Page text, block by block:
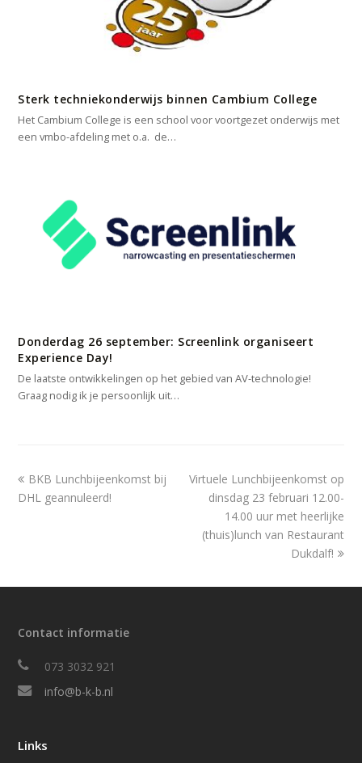
Sterk techniekonderwijs binnen Cambium College
Het Cambium College is een school voor voortgezet onderwijs met
een vmbo-afdeling met o.a. de…
Donderdag 26 september: Screenlink organiseert
Experience Day!
De laatste ontwikkelingen op het gebied van AV-technologie!
Graag nodig ik je persoonlijk uit…
previous
post:
BKB Lunchbijeenkomst bij
DHL geannuleerd!
next
post:
Virtuele Lunchbijeenkomst op
dinsdag 23 februari 12.00-
14.00 uur met heerlijke
(thuis)lunch van Restaurant
Dukdalf!
Contact informatie
073 3032 921
info@b-k-b.nl
Links